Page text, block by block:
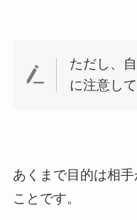
ただし、
に注意し
あくまで目的は相
ことです。